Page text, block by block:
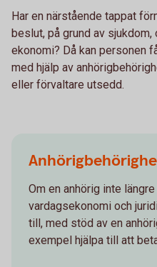
Har en närstående tappat
beslut, på grund av
ekonomi? Då kan personen
med hjälp av
eller förvaltare utsedd.
Om en anhörig inte
vardagsekonomi och
till, med stöd av en
exempel hjälpa till att